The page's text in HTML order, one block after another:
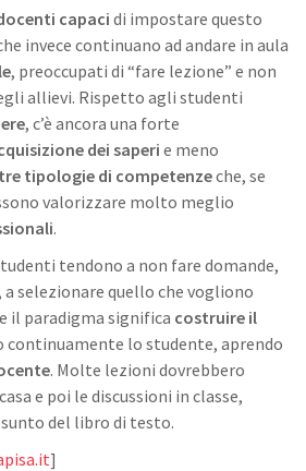
capaci di impostare questo
invece continuano ad andare in aula
, preoccupati di “fare lezione” e non
allievi. Rispetto agli studenti
, c’è ancora una forte
dei saperie meno
tipologie di competenzeche, se
valorizzare molto meglio
.
tendono a non fare domande,
a selezionare quello che vogliono
il paradigma significa costruire il
continuamente lo studente, aprendo
. Molte lezioni dovrebbero
e poi le discussioni in classe,
sunto del libro di testo.
]